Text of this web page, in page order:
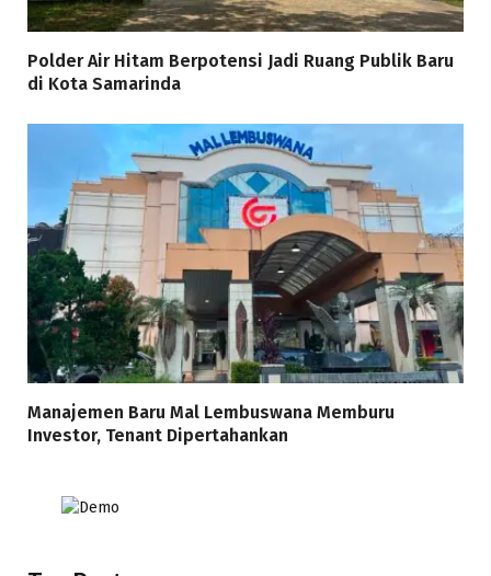
Polder Air Hitam Berpotensi Jadi Ruang Publik Baru
di Kota Samarinda
Manajemen Baru Mal Lembuswana Memburu
Investor, Tenant Dipertahankan